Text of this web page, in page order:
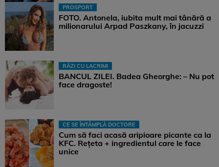
PROSPORT
FOTO. Antonela, iubita mult mai tânără a
milionarului Arpad Paszkany, în jacuzzi
RÂZI CU LACRIMI
BANCUL ZILEI. Badea Gheorghe: – Nu pot
face dragoste!
CE SE ÎNTÂMPLĂ DOCTORE
Cum să faci acasă aripioare picante ca la
KFC. Rețeta + ingredientul care le face
unice